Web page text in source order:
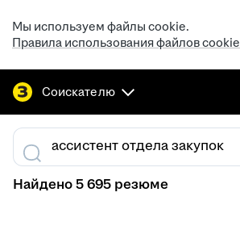
Мы используем файлы cookie.
Правила использования файлов cookie
Соискателю
Найдено 5 695 резюме